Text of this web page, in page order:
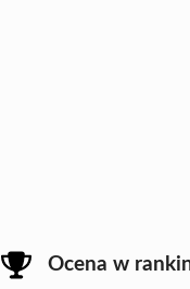
Ocena w